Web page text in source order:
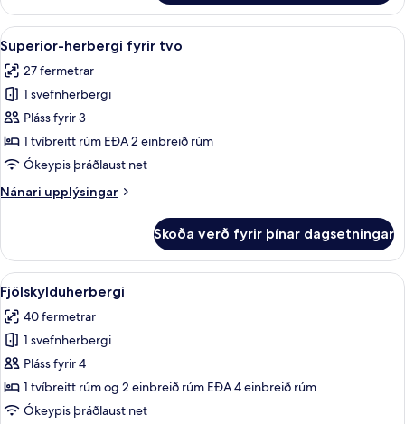
herbergi
fyrir
þrjá
Skoða
allar
myndir
fyrir
Superior-
herbergi
fyrir
Ofnæmisprófaður sængurfatnaður,
9
Superior-herbergi fyrir tvo
27 fermetrar
1 svefnherbergi
Pláss fyrir 3
1 tvíbreitt rúm EÐA 2 einbreið rúm
Ókeypis þráðlaust net
Nánari upplýsingar
Nánari
herbergi
fyrir
tvo
Skoða verð fyrir þínar dagsetningar
Skoða
allar
myndir
fyrir
Fjölskylduherbergi
Fjölskylduherbergi |
9
Fjölskylduherbergi
40 fermetrar
1 svefnherbergi
Pláss fyrir 4
1 tvíbreitt rúm og 2 einbreið rúm EÐA 4 einbreið rúm
Ókeypis þráðlaust net